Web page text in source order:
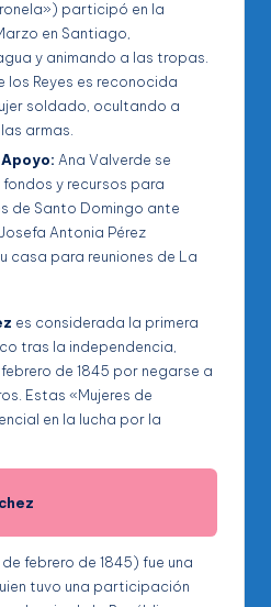
participó en la
en Santiago,
y animando a las tropas.
Reyes es reconocida
soldado, ocultando a
armas.
Ana Valverde se
y recursos para
de Santo Domingo ante
Antonia Pérez
casa para reuniones de La
es considerada la primera
tras la independencia,
de 1845 por negarse a
Estas «Mujeres de
en la lucha por la
de febrero de 1845) fue una
tuvo una participación